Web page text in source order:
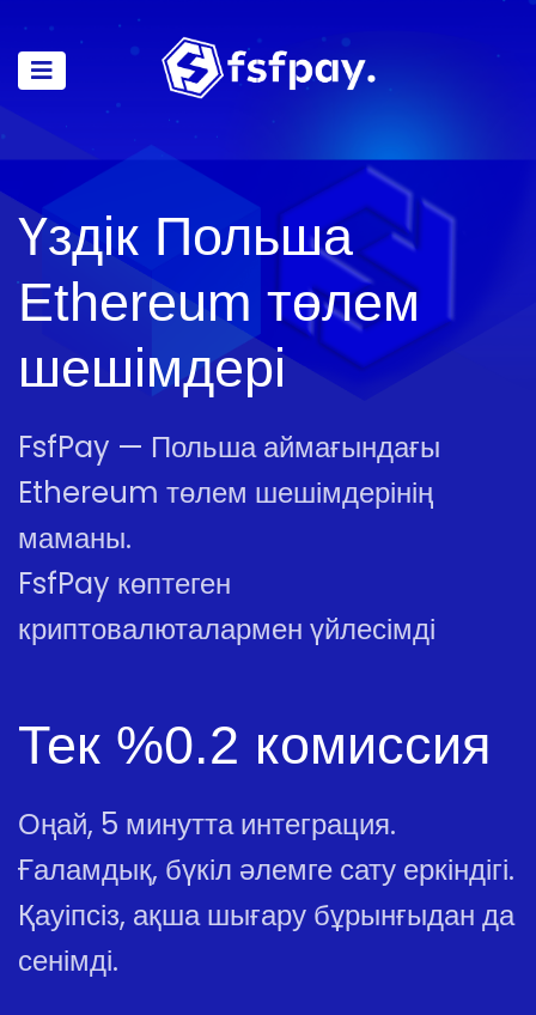
Үздік Польша
Ethereum төлем
шешімдері
FsfPay — Польша аймағындағы
Ethereum төлем шешімдерінің
маманы.
FsfPay көптеген
криптовалюталармен үйлесімді
Тек %0.2 комиссия
Оңай, 5 минутта интеграция.
Ғаламдық, бүкіл әлемге сату еркіндігі.
Қауіпсіз, ақша шығару бұрынғыдан да
сенімді.